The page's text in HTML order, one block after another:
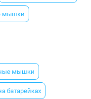
мышки
мышки
батарейках